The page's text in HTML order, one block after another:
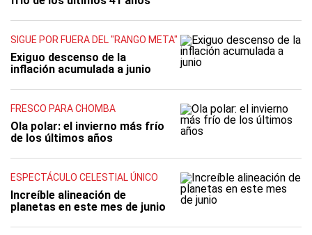
SIGUE POR FUERA DEL "RANGO META"
Exiguo descenso de la
inflación acumulada a junio
FRESCO PARA CHOMBA
Ola polar: el invierno más frío
de los últimos años
ESPECTÁCULO CELESTIAL ÚNICO
Increíble alineación de
planetas en este mes de junio